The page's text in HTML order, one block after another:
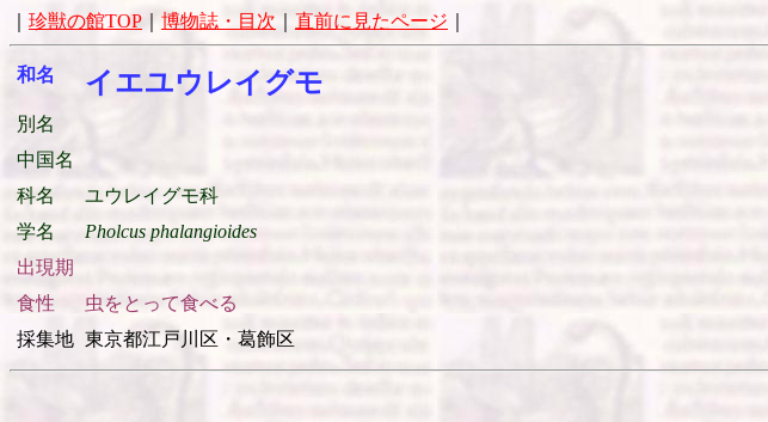
珍獣の館TOP 博物誌・目次 直前に見たページ
和名 イエユウレイグモ
別名
中国名
科名
ユウレイグモ科
学名
Pholcus phalangioides
出現期
食性
虫をとって食べる
採集地 東京都江戸川区・葛飾区